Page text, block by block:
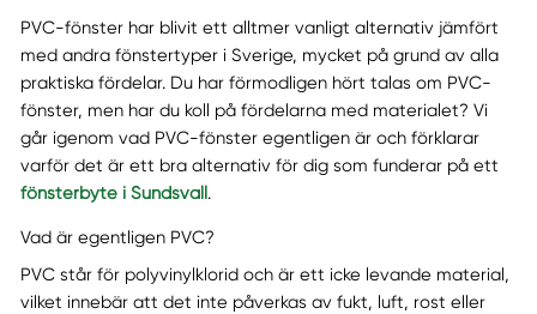
PVC-fönster har blivit ett alltmer vanligt alternativ jämfört
med andra fönstertyper i Sverige, mycket på grund av alla
praktiska fördelar. Du har förmodligen hört talas om PVC-
fönster, men har du koll på fördelarna med materialet? Vi
går igenom vad PVC-fönster egentligen är och förklarar
varför det är ett bra alternativ för dig som funderar på ett
fönsterbyte i Sundsvall.
Vad är egentligen PVC?
PVC står för polyvinylklorid och är ett icke levande material,
vilket innebär att det inte påverkas av fukt, luft, rost eller